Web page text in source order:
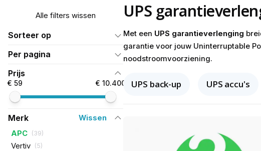
Alle filters wissen
Sorteer op
Per pagina
Prijs
€ 59 € 10.400
Merk
Wissen
APC
(39)
Vertiv (5)
UPS
Met een UPS garantieverlenging
garantie voor jouw Uninterruptable
noodstroomvoorziening.
UPS back-up UPS accu's